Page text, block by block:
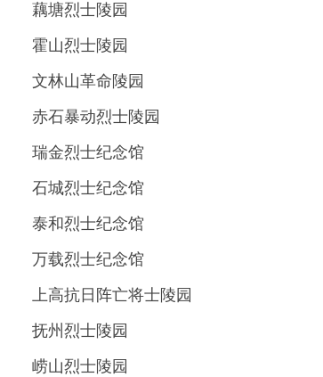
藕塘烈士陵园
霍山烈士陵园
文林山革命陵园
赤石暴动烈士陵园
瑞金烈士纪念馆
石城烈士纪念馆
泰和烈士纪念馆
万载烈士纪念馆
上高抗日阵亡将士陵园
抚州烈士陵园
崂山烈士陵园